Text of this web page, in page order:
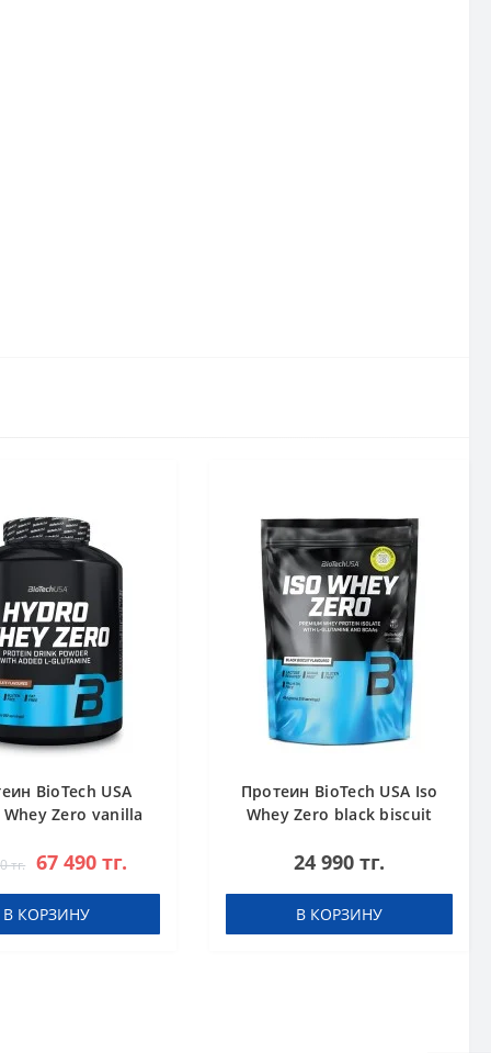
BioTech USA
Zero vanilla
тг. 67 490 тг.
В КОРЗИНУ
Протеин BioTech USA Iso
Whey Zero black biscuit
24 990 тг.
В КОРЗИНУ